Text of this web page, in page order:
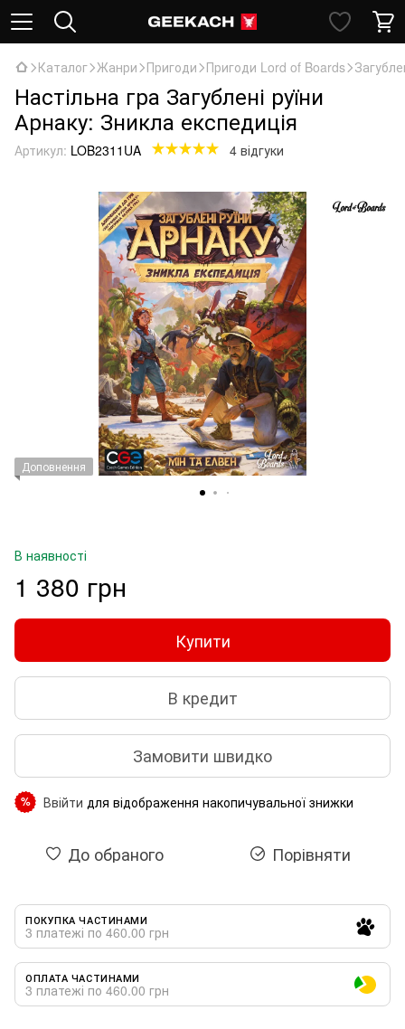
Каталог Жанри Пригоди Пригоди Lord of Boards
Настільна гра Загублені руїни
Арнаку: Зникла експедиція
Артикул: LOB2311UA 4 відгуки
Доповнення
В наявності
1 380 грн
Купити
В кредит
Замовити швидко
% Ввійти для відображення накопичувальної знижки
До обраного Порівняти
ПОКУПКА ЧАСТИНАМИ
3 платежі по 460.00 грн
ОПЛАТА ЧАСТИНАМИ
3 платежі по 460.00 грн